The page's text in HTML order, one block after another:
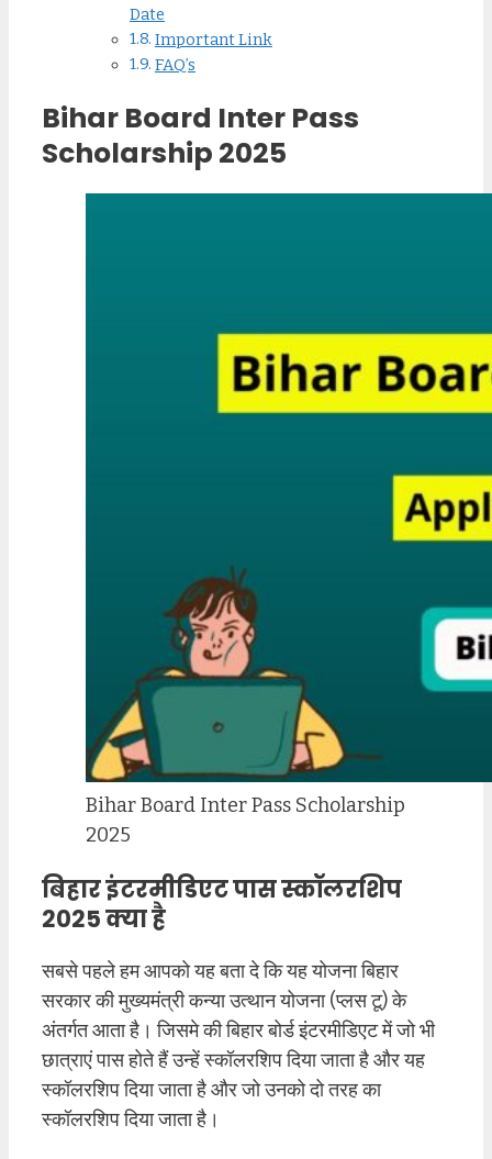
Date
Important Link
FAQ’s
Bihar Board Inter Pass
Scholarship 2025
Bihar Board Inter Pass Scholarship
2025
बिहार इंटरमीडिएट पास स्कॉलरशिप
2025 क्या है
सबसे पहले हम आपको यह बता दे कि यह योजना बिहार
सरकार की मुख्यमंत्री कन्या उत्थान योजना (प्लस टू) के
अंतर्गत आता है। जिसमे की बिहार बोर्ड इंटरमीडिएट में जो भी
छात्राएं पास होते हैं उन्हें स्कॉलरशिप दिया जाता है और यह
स्कॉलरशिप दिया जाता है और जो उनको दो तरह का
स्कॉलरशिप दिया जाता है।